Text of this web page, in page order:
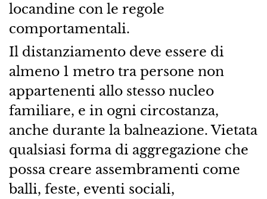
locandine con le regole
comportamentali.
Il distanziamento deve essere di
almeno 1 metro tra persone non
appartenenti allo stesso nucleo
familiare, e in ogni circostanza,
anche durante la balneazione. Vietata
qualsiasi forma di aggregazione che
possa creare assembramenti come
balli, feste, eventi sociali,